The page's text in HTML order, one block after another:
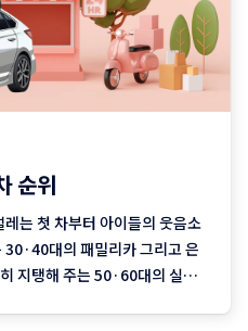
순위
는 첫 차부터 아이들의 웃음소
30·40대의 패밀리카 그리고 은
지탱해 주는 50·60대의 실용